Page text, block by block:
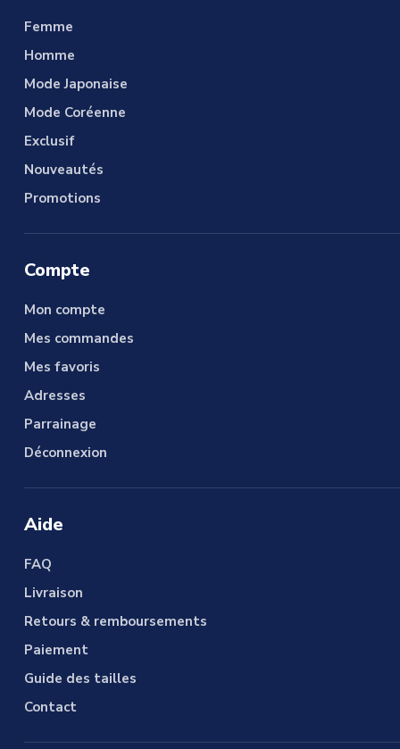
Femme
Homme
Mode Japonaise
Mode Coréenne
Exclusif
Nouveautés
Promotions
Compte
Mon compte
Mes commandes
Mes favoris
Adresses
Parrainage
Déconnexion
Aide
FAQ
Livraison
Retours & remboursements
Paiement
Guide des tailles
Contact